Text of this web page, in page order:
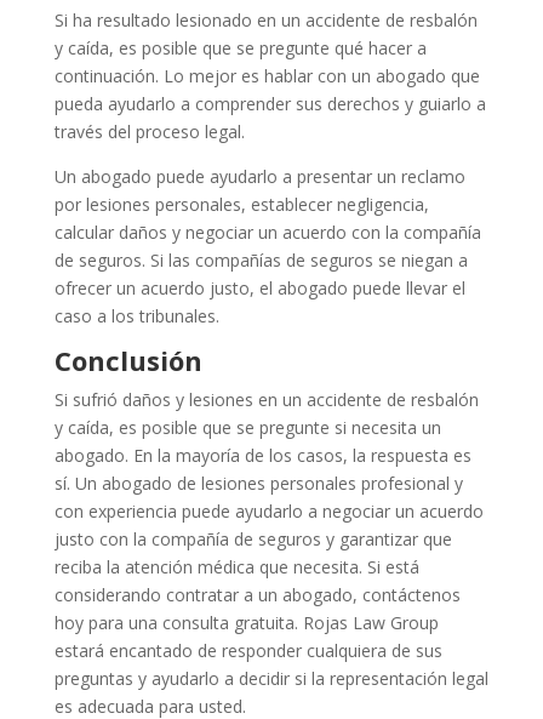
Si ha resultado lesionado en un accidente de resbalón
y caída, es posible que se pregunte qué hacer a
continuación. Lo mejor es hablar con un abogado que
pueda ayudarlo a comprender sus derechos y guiarlo a
través del proceso legal.
Un abogado puede ayudarlo a presentar un reclamo
por lesiones personales, establecer negligencia,
calcular daños y negociar un acuerdo con la compañía
de seguros. Si las compañías de seguros se niegan a
ofrecer un acuerdo justo, el abogado puede llevar el
caso a los tribunales.
Conclusión
Si sufrió daños y lesiones en un accidente de resbalón
y caída, es posible que se pregunte si necesita un
abogado. En la mayoría de los casos, la respuesta es
sí. Un abogado de lesiones personales profesional y
con experiencia puede ayudarlo a negociar un acuerdo
justo con la compañía de seguros y garantizar que
reciba la atención médica que necesita. Si está
considerando contratar a un abogado, contáctenos
hoy para una consulta gratuita. Rojas Law Group
estará encantado de responder cualquiera de sus
preguntas y ayudarlo a decidir si la representación legal
es adecuada para usted.